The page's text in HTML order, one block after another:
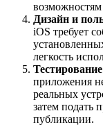
возможностям
Дизайн и
iOS требует
легкость
приложения
реальных
затем подать
публикации.